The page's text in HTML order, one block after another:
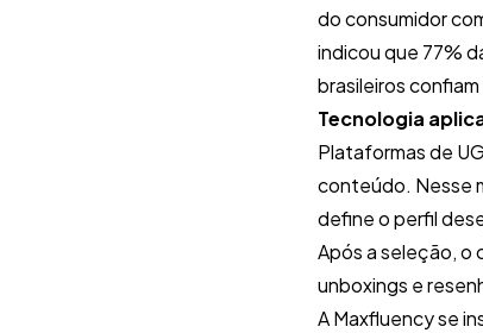
do consumidor
indicou que 77%
brasileiros
Tecnologia
Plataformas de
conteúdo. Nesse
define o perfil
Após a seleção, o
unboxings e
A Maxfluency se